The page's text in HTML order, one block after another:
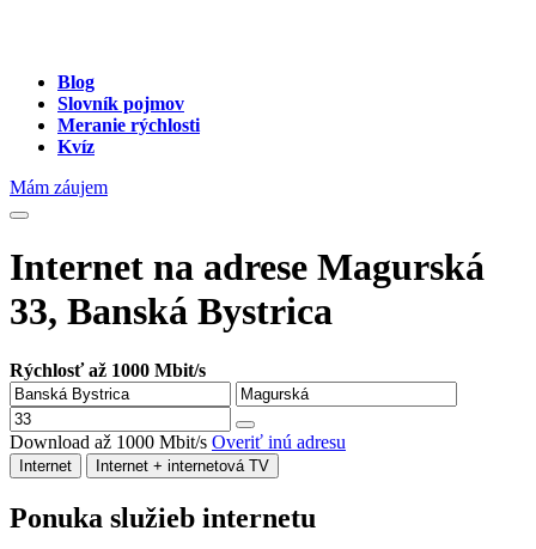
Blog
Slovník pojmov
Meranie rýchlosti
Kvíz
Mám záujem
Internet na adrese Magurská
33, Banská Bystrica
Rýchlosť až 1000 Mbit/s
Download až 1000 Mbit/s Overiť inú adresu
Internet Internet + internetová TV
Ponuka služieb internetu